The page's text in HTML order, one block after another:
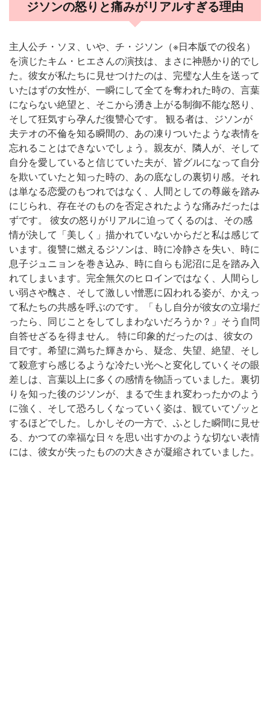
ジソンの怒りと痛みがリアルすぎる理由
主人公チ・ソヌ、いや、チ・ジソン（※日本版での役名）
を演じたキム・ヒエさんの演技は、まさに神懸かり的でし
た。彼女が私たちに見せつけたのは、完璧な人生を送って
いたはずの女性が、一瞬にして全てを奪われた時の、言葉
にならない絶望と、そこから湧き上がる制御不能な怒り、
そして狂気すら孕んだ復讐心です。 観る者は、ジソンが
夫テオの不倫を知る瞬間の、あの凍りついたような表情を
忘れることはできないでしょう。親友が、隣人が、そして
自分を愛していると信じていた夫が、皆グルになって自分
を欺いていたと知った時の、あの底なしの裏切り感。それ
は単なる恋愛のもつれではなく、人間としての尊厳を踏み
にじられ、存在そのものを否定されたような痛みだったは
ずです。 彼女の怒りがリアルに迫ってくるのは、その感
情が決して「美しく」描かれていないからだと私は感じて
います。復讐に燃えるジソンは、時に冷静さを失い、時に
息子ジュニョンを巻き込み、時に自らも泥沼に足を踏み入
れてしまいます。完全無欠のヒロインではなく、人間らし
い弱さや醜さ、そして激しい憎悪に囚われる姿が、かえっ
て私たちの共感を呼ぶのです。「もし自分が彼女の立場だ
ったら、同じことをしてしまわないだろうか？」そう自問
自答せざるを得ません。 特に印象的だったのは、彼女の
目です。希望に満ちた輝きから、疑念、失望、絶望、そし
て殺意すら感じるような冷たい光へと変化していくその眼
差しは、言葉以上に多くの感情を物語っていました。裏切
りを知った後のジソンが、まるで生まれ変わったかのよう
に強く、そして恐ろしくなっていく姿は、観ていてゾッと
するほどでした。しかしその一方で、ふとした瞬間に見せ
る、かつての幸福な日々を思い出すかのような切ない表情
には、彼女が失ったものの大きさが凝縮されていました。